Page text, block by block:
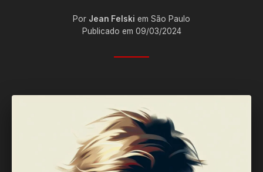
Por Jean Felski em São Paulo
Publicado em 09/03/2024